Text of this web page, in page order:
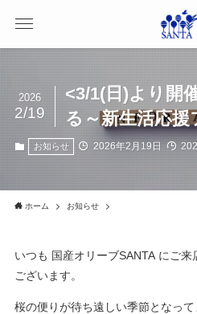
<3/1(日)より開
る～新生活応
2026
2/19
お知らせ 2026年2月19日
ホーム お知らせ
いつも 国産オリーブSANTA にご来
ございます。
桜の便りが待ち遠しい季節となって